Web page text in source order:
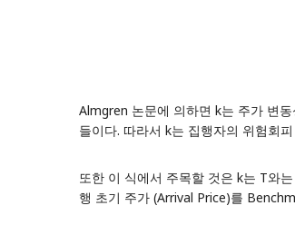
Almgren 논문에 의하면 k는 주가 변
들이다. 따라서 k는 집행자의 위험회
또한 이 식에서 주목할 것은 k는 T와
행 초기 주가 (Arrival Price)를